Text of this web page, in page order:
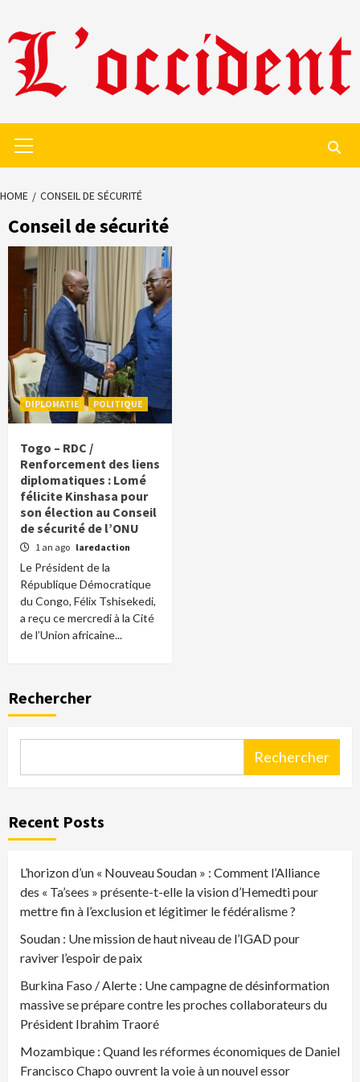
to
content
Menu
HOME CONSEIL DE SÉCURITÉ
Conseil de sécurité
DIPLOMATIE POLITIQUE
Togo – RDC /
Renforcement des liens
diplomatiques : Lomé
félicite Kinshasa pour
son élection au Conseil
de sécurité de l’ONU
1 an ago laredaction
Le Président de la
République Démocratique
du Congo, Félix Tshisekedi,
a reçu ce mercredi à la Cité
de l’Union africaine...
Rechercher
Rechercher
Recent Posts
L’horizon d’un « Nouveau Soudan » : Comment l’Alliance
des « Ta’sees » présente-t-elle la vision d’Hemedti pour
mettre fin à l’exclusion et légitimer le fédéralisme ?
Soudan : Une mission de haut niveau de l’IGAD pour
raviver l’espoir de paix
Burkina Faso / Alerte : Une campagne de désinformation
massive se prépare contre les proches collaborateurs du
Président Ibrahim Traoré
Mozambique : Quand les réformes économiques de Daniel
Francisco Chapo ouvrent la voie à un nouvel essor